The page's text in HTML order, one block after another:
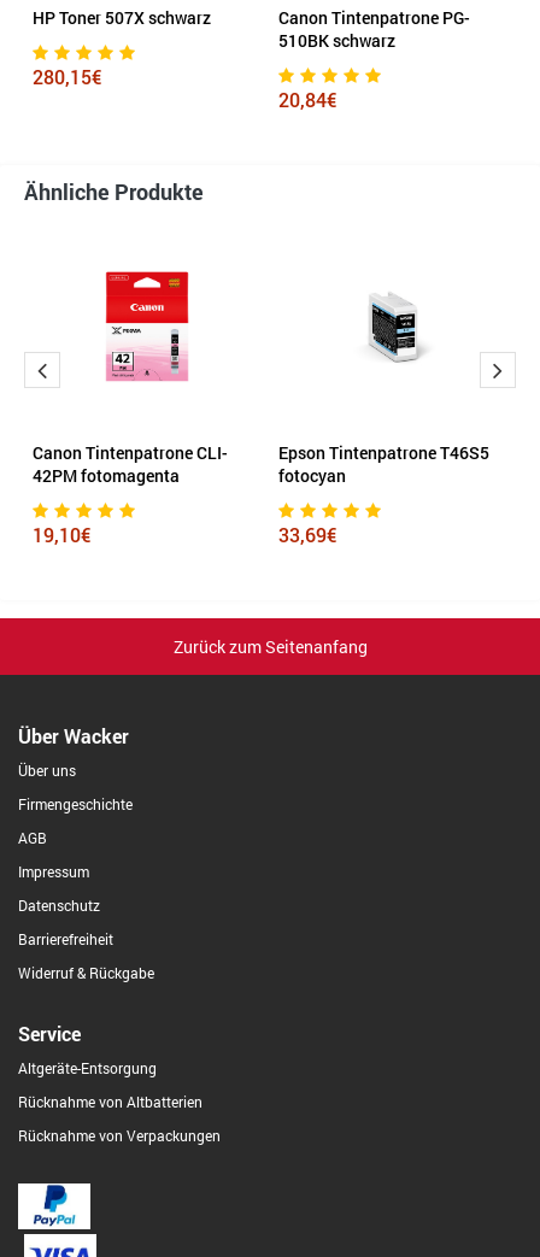
HP Toner 507X schwarz
280,15€
Canon Tintenpatrone PG-
510BK schwarz
20,84€
Ähnliche Produkte
Canon Tintenpatrone CLI-
42PM fotomagenta
19,10€
Epson Tintenpatrone T46S5
fotocyan
33,69€
Zurück zum Seitenanfang
Über Wacker
Über uns
Firmengeschichte
AGB
Impressum
Datenschutz
Barrierefreiheit
Widerruf & Rückgabe
Service
Altgeräte-Entsorgung
Rücknahme von Altbatterien
Rücknahme von Verpackungen